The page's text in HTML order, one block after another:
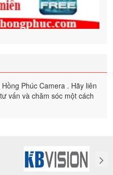
Phúc Camera . Hãy liên
vấn và chăm sóc một cách